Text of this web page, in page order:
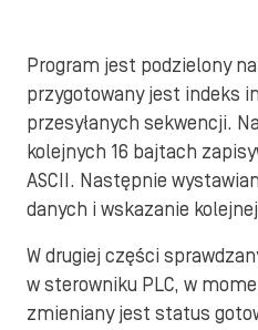
Program jest podzielony
przygotowany jest indeks
przesyłanych sekwencji.
kolejnych 16 bajtach
ASCII. Następnie
danych i wskazanie
W drugiej części
w sterowniku PLC, w
zmieniany jest status